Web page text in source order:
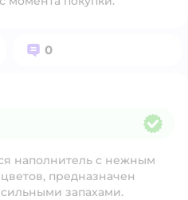
Вопросов:
0
наполнитель с нежным
предназначен
запахами.